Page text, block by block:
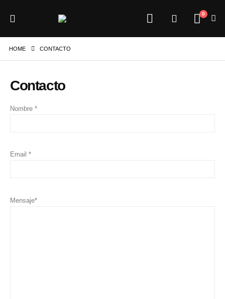
0
HOME CONTACTO
Contacto
Nombre *
Email *
Mensaje*